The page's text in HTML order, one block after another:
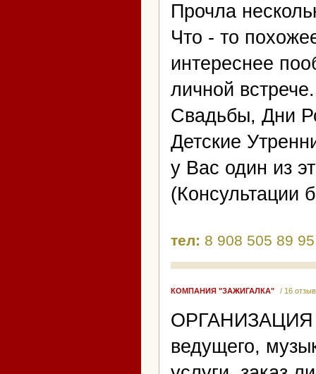
Прочла
Что - то
интереснее
личной
Свадьбы, Дни
Детские
у Вас один из
(Консультации
тел: 8 908 505 89 95
КОМПАНИЯ "ЗАЖИГАЛКА" / 16
ведущего,